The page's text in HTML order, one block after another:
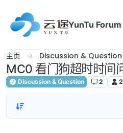
YunTu Forum
主页 Discussion & Question
MC0 看门狗超时时间
Discussion & Question 2 2